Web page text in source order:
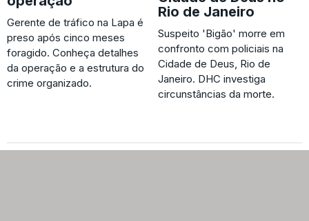
Gerente de tráfico na Lapa é
preso após cinco meses
foragido. Conheça detalhes
da operação e a estrutura do
crime organizado.
Rio de Janeiro
Suspeito 'Bigão' morre em
confronto com policiais na
Cidade de Deus, Rio de
Janeiro. DHC investiga
circunstâncias da morte.